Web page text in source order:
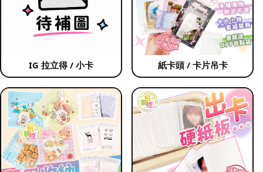
IG 拉立得 / 小卡 紙卡頭 / 卡片吊卡